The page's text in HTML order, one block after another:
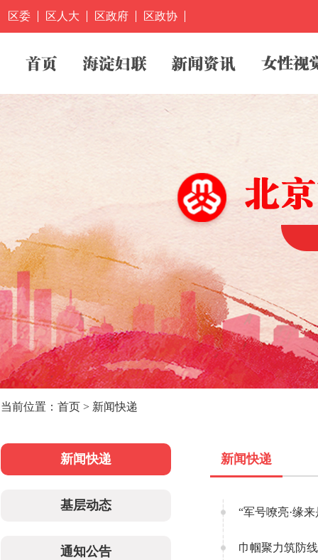
区委 区人大 区政府 区政协
当前位置：首页 > 新闻快递
新闻快递
基层动态
通知公告
新闻快递
“军号嘹亮·缘
巾帼聚力筑防